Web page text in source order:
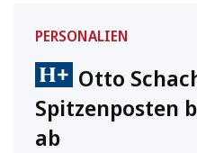
PERSONALIEN
Otto
Spitzenposten
ab